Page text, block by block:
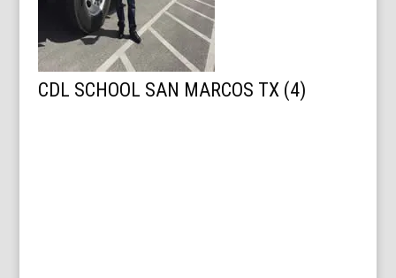
CDL SCHOOL SAN MARCOS TX (4)